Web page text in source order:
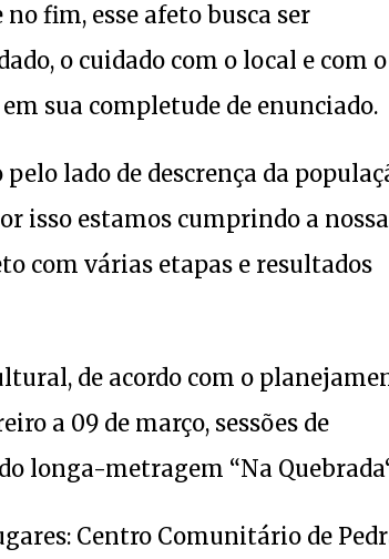
fim, esse afeto busca ser
o cuidado com o local e com o
sua completude de enunciado.
lado de descrença da
isso estamos cumprindo a nossa
com várias etapas e resultados
de acordo com o
a 09 de março, sessões de
longa-metragem “Na
Centro Comunitário de